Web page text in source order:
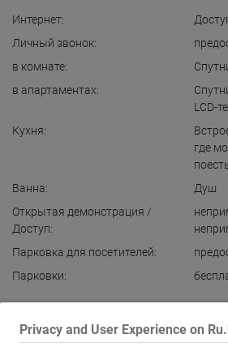
Privacy and User Experience on
Интернет:
Личный звонок:
в комнате:
в апартаментах:
LCD-
Кухня:
где
Ванна:
Душ
Открытая демонстрация /
Доступ:
Парковка для посетителей:
Парковки: